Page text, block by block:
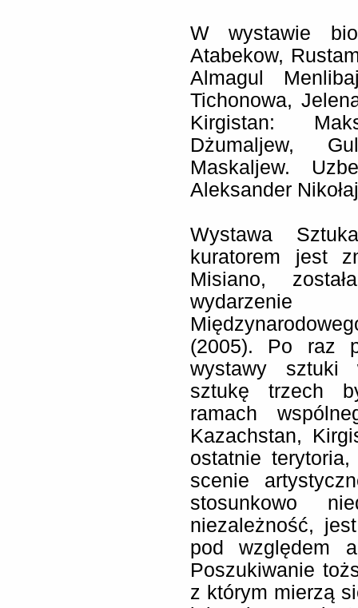
W wystawie
Atabekow,
Almagul
Tichonowa,
Kirgistan:
Dżumaljew,
Maskaljew.
Aleksander
Wystawa
kuratorem jest
Misiano,
wydarzenie
(2005). Po raz
wystawy sztuki
sztukę trzech
ramach
Kazachstan,
ostatnie
scenie
stosunkowo
niezależność,
pod względem
Poszukiwanie
z którym mierzą